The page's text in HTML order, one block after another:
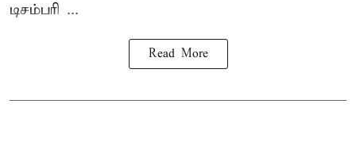
டிசம்பரி ...
Read More